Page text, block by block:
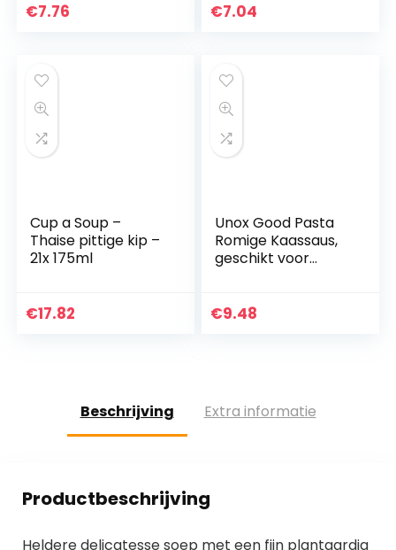
€7.76 €7.04
Cup a Soup –
Thaise pittige kip –
21x 175ml
€17.82
Unox Good Pasta
Romige Kaassaus,
geschikt voor
€9.48
Beschrijving Extra informatie
Productbeschrijving
Heldere delicatesse soep met een fijn plantaardig